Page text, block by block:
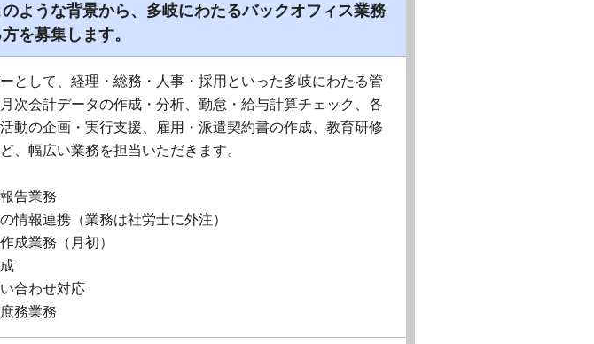
ような背景から、多岐にわたるバックオフィス業務
を募集します。
として、経理・総務・人事・採用といった多岐にわたる管
次会計データの作成・分析、勤怠・給与計算チェック、各
動の企画・実行支援、雇用・派遣契約書の作成、教育研修
、幅広い業務を担当いただきます。
告業務
情報連携（業務は社労士に外注）
成業務（月初）
合わせ対応
務業務